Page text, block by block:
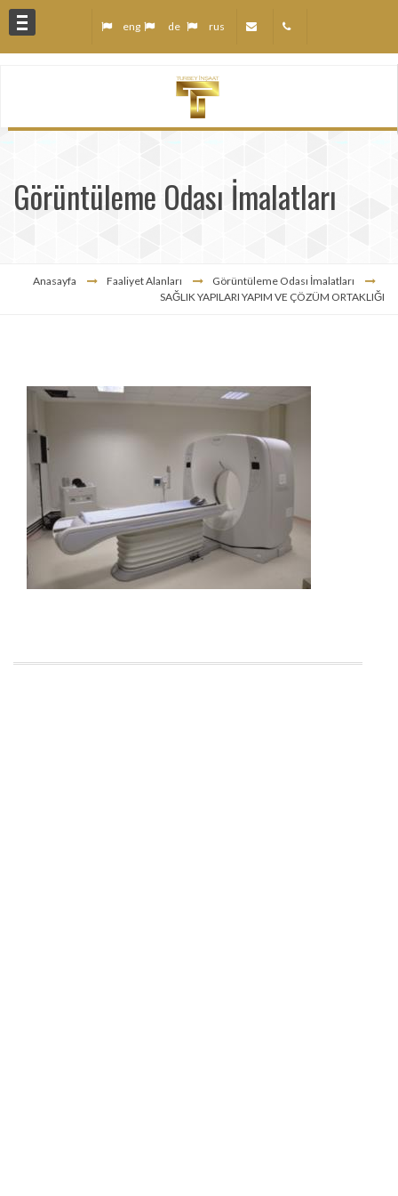
eng de rus
Görüntüleme Odası İmalatları
Anasayfa Faaliyet Alanları
Görüntüleme Odası İmalatları
SAĞLIK YAPILARI YAPIM VE ÇÖZÜM ORTAKLIĞI